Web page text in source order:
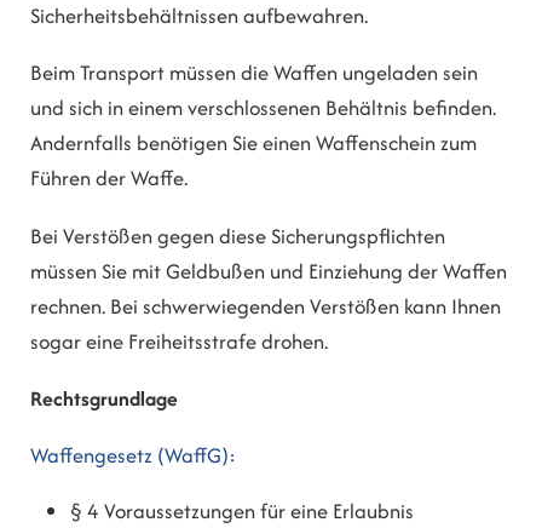
Sicherheitsbehältnissen aufbewahren.
Beim Transport müssen die Waffen ungeladen sein
und sich in einem verschlossenen Behältnis befinden.
Andernfalls benötigen Sie einen Waffenschein zum
Führen der Waffe.
Bei Verstößen gegen diese Sicherungspflichten
müssen Sie mit Geldbußen und Einziehung der Waffen
rechnen. Bei schwerwiegenden Verstößen kann Ihnen
sogar eine Freiheitsstrafe drohen.
Rechtsgrundlage
Waffengesetz (WaffG):
§ 4 Voraussetzungen für eine Erlaubnis